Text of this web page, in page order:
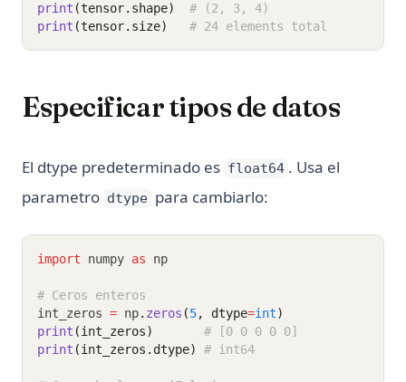
print (tensor.shape)
# (2, 3, 4)
print (tensor.size) # 24 elements total
Especificar tipos de datos
El dtype predeterminado es float64 . Usa el
parametro dtype para cambiarlo:
import numpy as np
# Ceros enteros
int_zeros = np. zeros (5, dtype=int)
print (int_zeros)
# [0 0 0 0 0]
print (int_zeros.dtype) # int64